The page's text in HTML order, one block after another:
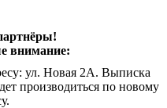
внимание:
ул. Новая 2А. Выписка
производиться по новому